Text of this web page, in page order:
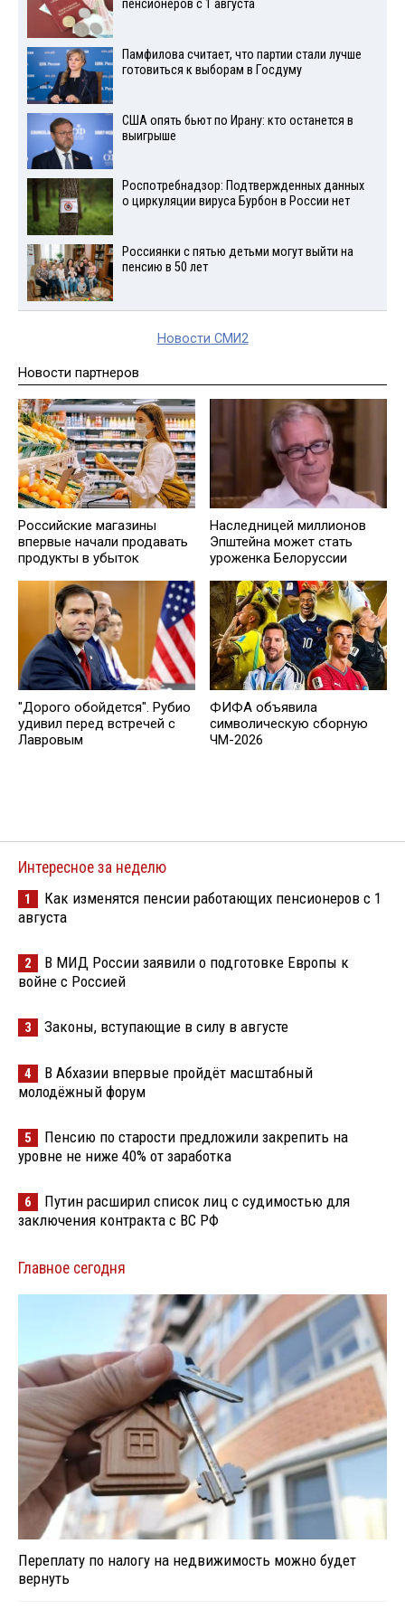
пенсионеров с 1 августа
Памфилова считает, что партии стали лучше
готовиться к выборам в Госдуму
США опять бьют по Ирану: кто останется в
выигрыше
Роспотребнадзор: Подтвержденных данных
о циркуляции вируса Бурбон в России нет
Россиянки с пятью детьми могут выйти на
пенсию в 50 лет
Новости СМИ2
Новости партнеров
Российские магазины
впервые начали продавать
продукты в убыток
Наследницей миллионов
Эпштейна может стать
уроженка Белоруссии
"Дорого обойдется". Рубио
удивил перед встречей с
Лавровым
ФИФА объявила
символическую сборную
ЧМ-2026
Интересное за неделю
1
Как изменятся пенсии работающих пенсионеров с 1
августа
2
В МИД России заявили о подготовке Европы к
войне с Россией
3 Законы, вступающие в силу в августе
4
В Абхазии впервые пройдёт масштабный
молодёжный форум
5
Пенсию по старости предложили закрепить на
уровне не ниже 40% от заработка
6
Путин расширил список лиц с судимостью для
заключения контракта с ВС РФ
Главное сегодня
Переплату по налогу на недвижимость можно будет
вернуть